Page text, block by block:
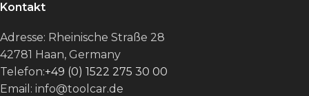
Kontakt
Adresse: Rheinische Straße 28
42781 Haan, Germany
Telefon:+49 (0) 1522 275 30 00
Email: info@toolcar.de